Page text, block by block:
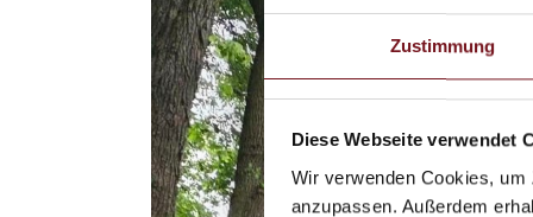
Zustimmung
Diese Webseite verwendet
Wir verwenden Cookies,
anzupassen. Außerdem